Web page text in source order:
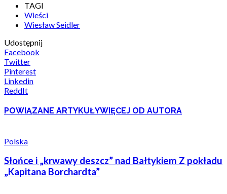
TAGI
Wieści
Wiesław Seidler
Udostępnij
Facebook
Twitter
Pinterest
Linkedin
ReddIt
POWIĄZANE ARTYKUŁYWIĘCEJ OD AUTORA
Polska
Słońce i „krwawy deszcz” nad Bałtykiem Z pokładu
„Kapitana Borchardta”